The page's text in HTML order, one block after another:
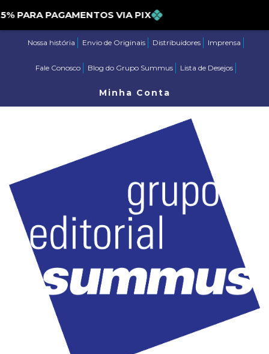
5% PARA PAGAMENTOS VIA PIX
Nossa história Envio de Originais Distribuidores Imprensa
Fale Conosco Blog do Grupo Summus Lista de Desejos
Minha Conta